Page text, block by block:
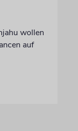
wollen
auf